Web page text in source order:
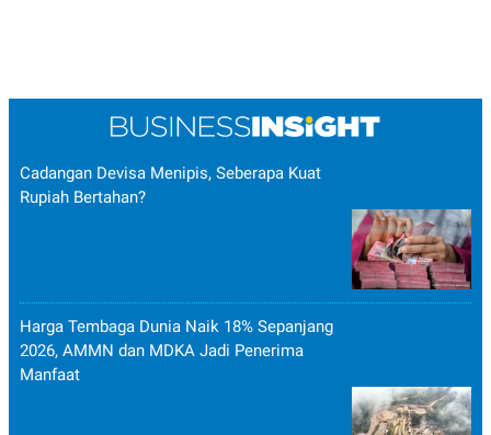
Cadangan Devisa Menipis, Seberapa Kuat
Rupiah Bertahan?
Harga Tembaga Dunia Naik 18% Sepanjang
2026, AMMN dan MDKA Jadi Penerima
Manfaat